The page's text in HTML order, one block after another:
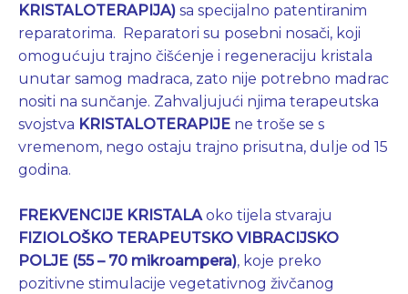
KRISTALOTERAPIJA) sa specijalno patentiranim
reparatorima. Reparatori su posebni nosači, koji
omogućuju trajno čišćenje i regeneraciju kristala
unutar samog madraca, zato nije potrebno madrac
nositi na sunčanje. Zahvaljujući njima terapeutska
svojstva KRISTALOTERAPIJE ne troše se s
vremenom, nego ostaju trajno prisutna, dulje od 15
godina.
FREKVENCIJE KRISTALAoko tijela stvaraju
FIZIOLOŠKO TERAPEUTSKO VIBRACIJSKO
POLJE (55 – 70 mikroampera), koje preko
pozitivne stimulacije vegetativnog živčanog